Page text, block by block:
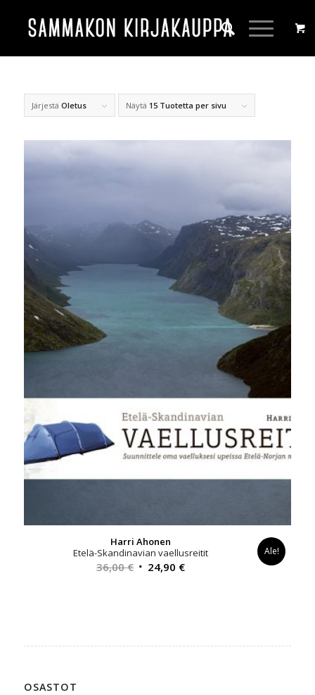
Järjestä Oletus Näytä 15 Tuotetta per sivu
Harri Ahonen
Etelä-Skandinavian vaellusreitit
36,00€ Alkuperäinen
24,90 €Nykyinen
Ale!
OSASTOT